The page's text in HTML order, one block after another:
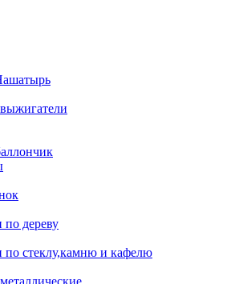
дереву
по стеклу,камню и кафелю